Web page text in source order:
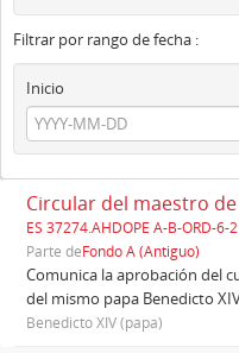
Filtrar por rango de fecha :
Inicio
Circular del maestro de
ES 37274.AHDOPE A-B-ORD-6-2
Parte deFondo A (Antiguo)
Comunica la aprobación del
del mismo papa Benedicto
Benedicto XIV (papa)